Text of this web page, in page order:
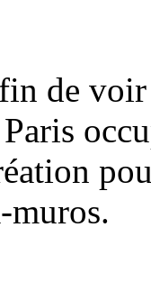
de
muros.